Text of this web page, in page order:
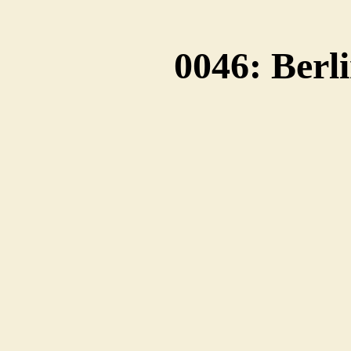
0046: